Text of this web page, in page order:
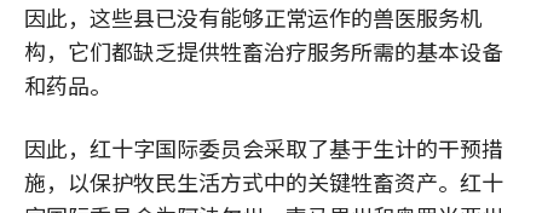
因此，这些县已没有能够正常运作的兽医服务机
构，它们都缺乏提供牲畜治疗服务所需的基本设备
和药品。
因此，红十字国际委员会采取了基于生计的干预措
施，以保护牧民生活方式中的关键牲畜资产。红十